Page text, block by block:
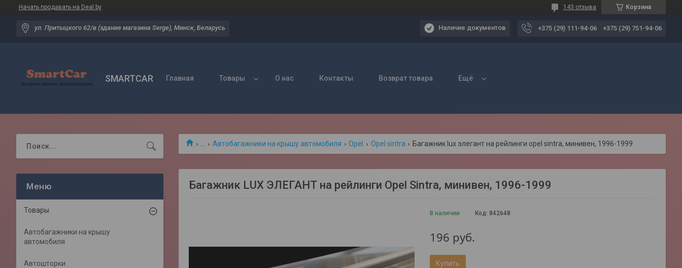
Начать продавать на Deal.by Корзина
143 отзыва
ул. Притыцкого 62/в (здание магазина Serge), Минск, Беларусь Наличие документов +375 (29) 111-94-06 +375 (29) 751-94-06
SMARTCAR Главная Товары О нас Контакты Возврат товара Ещё
Автобагажники на крышу автомобиля Opel Opel sintra Багажник lux элегант на рейлинги opel sintra, минивен, 1996-1999
Багажник LUX ЭЛЕГАНТ на рейлинги Opel Sintra, минивен, 1996-1999
В наличии Код: 842648
196 руб.
Купить
Товары
Автобагажники на крышу
автомобиля
Автошторки